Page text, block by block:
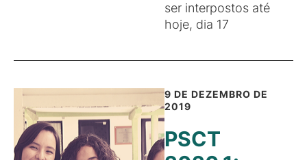
ser interpostos até
hoje, dia 17
9 DE DEZEMBRO DE
2019
PSCT